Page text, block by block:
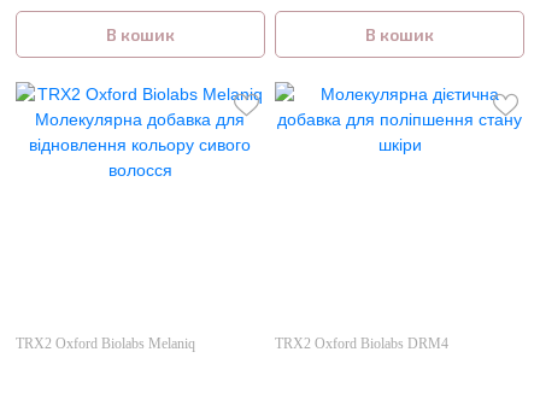
В кошик В кошик
TRX2 Oxford Biolabs Melaniq TRX2 Oxford Biolabs DRM4